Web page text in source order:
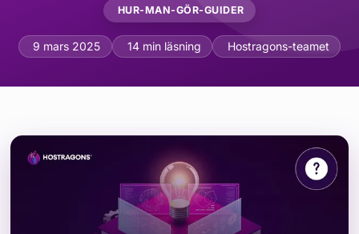
HUR-MAN-GÖR-GUIDER
Vad är hotlinking och hur kan det
9 mars 2025 14 min läsning Hostragons-teamet